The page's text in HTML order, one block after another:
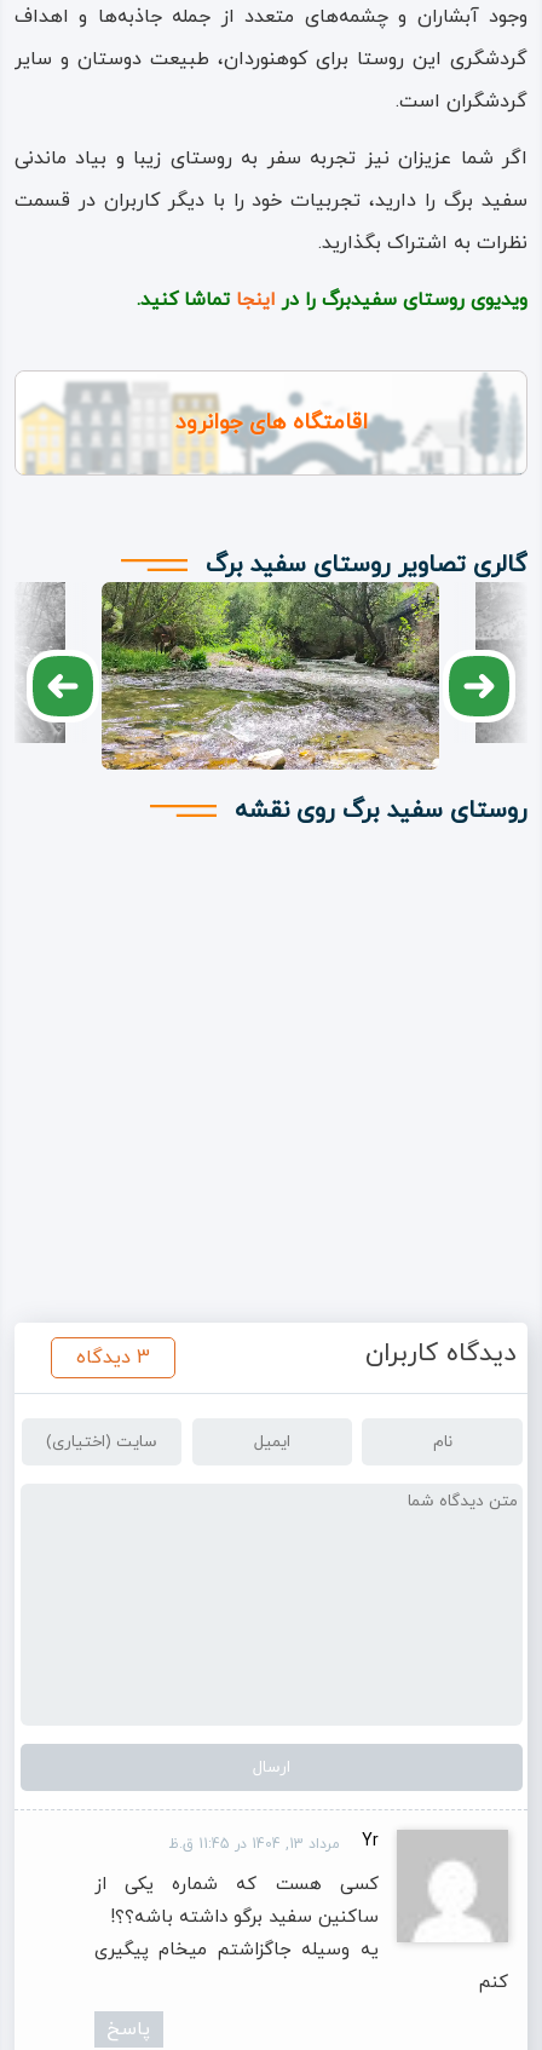
وجود آبشاران و چشمه‌های متعدد از جمله جاذبه‌ها و اهداف
گردشگری این روستا برای کوهنوردان، طبیعت‌ دوستان و سایر
گردشگران است.
اگر شما عزیزان نیز تجربه سفر به روستای زیبا و بیاد ماندنی
سفید برگ را دارید، تجربیات خود را با دیگر کاربران در قسمت
نظرات به اشتراک بگذارید.
ویدیوی روستای سفیدبرگ را در اینجاتماشا کنید.
اقامتگاه های جوانرود
گالری تصاویر روستای سفید برگ
روستای سفید برگ روی نقشه
دیدگاه کاربران 3 دیدگاه
Yr مرداد 13, 1404 در 11:45 ق.ظ
کسی هست که شماره یکی از
ساکنین سفید برگو داشته باشه؟؟!
یه وسیله جاگزاشتم میخام پیگیری
کنم
پاسخ